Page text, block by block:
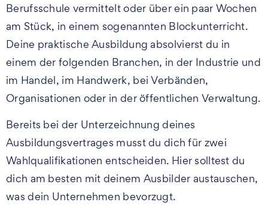
Berufsschule vermittelt oder über ein paar Wochen
am Stück, in einem sogenannten Blockunterricht.
Deine praktische Ausbildung absolvierst du in
einem der folgenden Branchen, in der Industrie und
im Handel, im Handwerk, bei Verbänden,
Organisationen oder in der öffentlichen Verwaltung.
Bereits bei der Unterzeichnung deines
Ausbildungsvertrages musst du dich für zwei
Wahlqualifikationen entscheiden. Hier solltest du
dich am besten mit deinem Ausbilder austauschen,
was dein Unternehmen bevorzugt.